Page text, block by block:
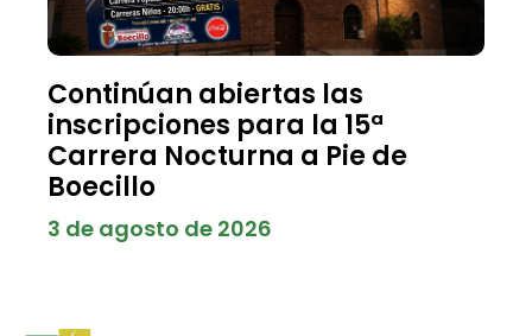
Continúan abiertas las
inscripciones para la 15ª
Carrera Nocturna a Pie de
Boecillo
3 de agosto de 2026